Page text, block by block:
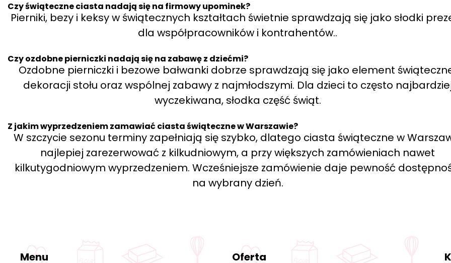
Czy świąteczne ciasta nadają się na firmowy upominek?
Pierniki, bezy i keksy w świątecznych kształtach świetnie sprawdzają się jako słodki
dla współpracowników i kontrahentów..
Czy ozdobne pierniczki nadają się na zabawę z dziećmi?
Ozdobne pierniczki i bezowe bałwanki dobrze sprawdzają się jako element
dekoracji stołu oraz wspólnej zabawy z najmłodszymi. Dla dzieci to często
wyczekiwana, słodka część świąt.
Z jakim wyprzedzeniem zamawiać ciasta świąteczne w Warszawie?
W szczycie sezonu terminy zapełniają się szybko, dlatego ciasta świąteczne w
najlepiej zarezerwować z kilkudniowym, a przy większych zamówieniach nawet
kilkutygodniowym wyprzedzeniem. Wcześniejsze zamówienie daje pewność
na wybrany dzień.
Menu Oferta